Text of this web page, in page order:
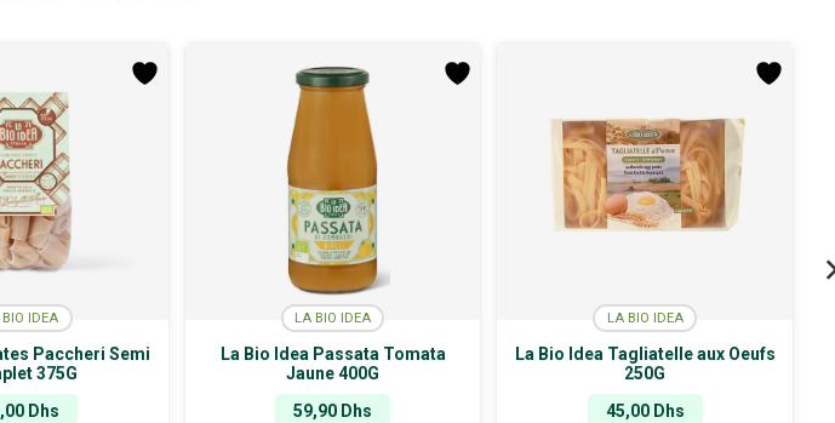
IDEA
Paccheri Semi
375G
Dhs
LA BIO IDEA
La Bio Idea Passata Tomata
Jaune 400G
59,90 Dhs
LA BIO IDEA
La Bio Idea Tagliatelle aux Oeufs
250G
45,00 Dhs